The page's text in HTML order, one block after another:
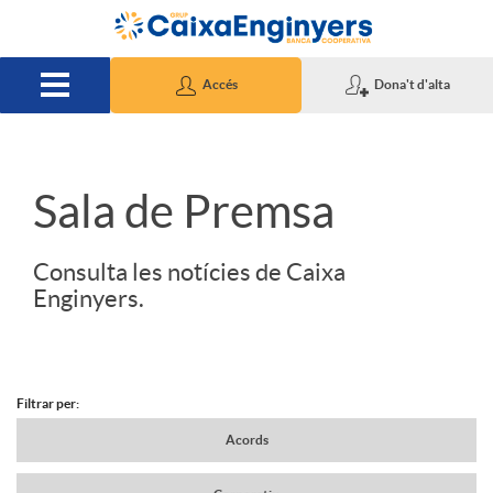
Salta al contingut principal
Accés Dona't d'alta
S
d
Sala de Premsa
Consulta les notícies de Caixa
Enginyers.
N
Filtrar per:
Acords